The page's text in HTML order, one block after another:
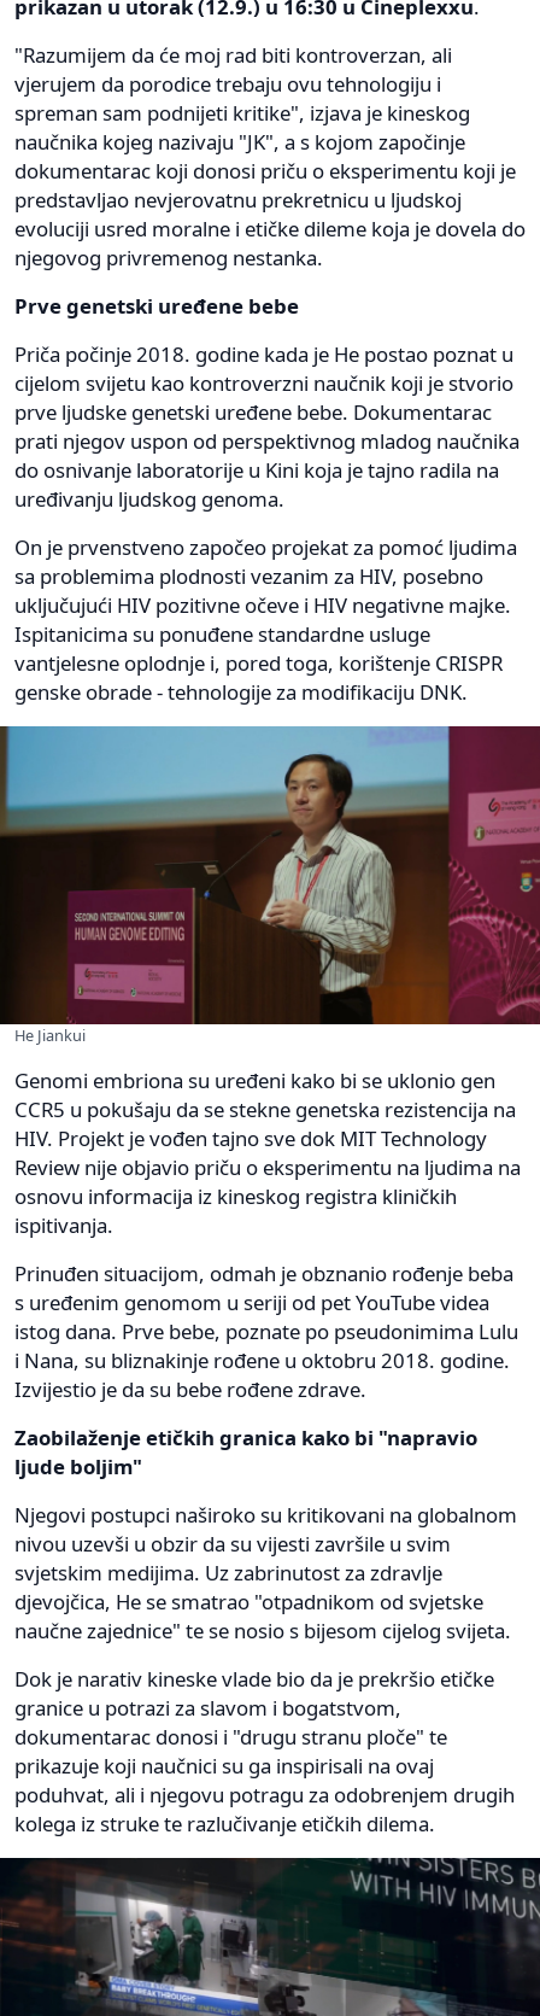
prikazan u utorak (12.9.) u 16:30 u Cineplexxu.
"Razumijem da će moj rad biti kontroverzan, ali
vjerujem da porodice trebaju ovu tehnologiju i
spreman sam podnijeti kritike", izjava je kineskog
naučnika kojeg nazivaju "JK", a s kojom započinje
dokumentarac koji donosi priču o eksperimentu koji je
predstavljao nevjerovatnu prekretnicu u ljudskoj
evoluciji usred moralne i etičke dileme koja je dovela do
njegovog privremenog nestanka.
Prve genetski uređene bebe
Priča počinje 2018. godine kada je He postao poznat u
cijelom svijetu kao kontroverzni naučnik koji je stvorio
prve ljudske genetski uređene bebe. Dokumentarac
prati njegov uspon od perspektivnog mladog naučnika
do osnivanje laboratorije u Kini koja je tajno radila na
uređivanju ljudskog genoma.
On je prvenstveno započeo projekat za pomoć ljudima
sa problemima plodnosti vezanim za HIV, posebno
uključujući HIV pozitivne očeve i HIV negativne majke.
Ispitanicima su ponuđene standardne usluge
vantjelesne oplodnje i, pored toga, korištenje CRISPR
genske obrade - tehnologije za modifikaciju DNK.
He Jiankui
Genomi embriona su uređeni kako bi se uklonio gen
CCR5 u pokušaju da se stekne genetska rezistencija na
HIV. Projekt je vođen tajno sve dok MIT Technology
Review nije objavio priču o eksperimentu na ljudima na
osnovu informacija iz kineskog registra kliničkih
ispitivanja.
Prinuđen situacijom, odmah je obznanio rođenje beba
s uređenim genomom u seriji od pet YouTube videa
istog dana. Prve bebe, poznate po pseudonimima Lulu
i Nana, su bliznakinje rođene u oktobru 2018. godine.
Izvijestio je da su bebe rođene zdrave.
Zaobilaženje etičkih granica kako bi "napravio
ljude boljim"
Njegovi postupci naširoko su kritikovani na globalnom
nivou uzevši u obzir da su vijesti završile u svim
svjetskim medijima. Uz zabrinutost za zdravlje
djevojčica, He se smatrao "otpadnikom od svjetske
naučne zajednice" te se nosio s bijesom cijelog svijeta.
Dok je narativ kineske vlade bio da je prekršio etičke
granice u potrazi za slavom i bogatstvom,
dokumentarac donosi i "drugu stranu ploče" te
prikazuje koji naučnici su ga inspirisali na ovaj
poduhvat, ali i njegovu potragu za odobrenjem drugih
kolega iz struke te razlučivanje etičkih dilema.